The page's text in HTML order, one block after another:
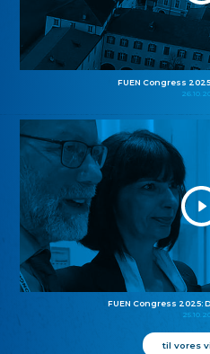
FUEN Congress
FUEN Congress 2025:
til vores